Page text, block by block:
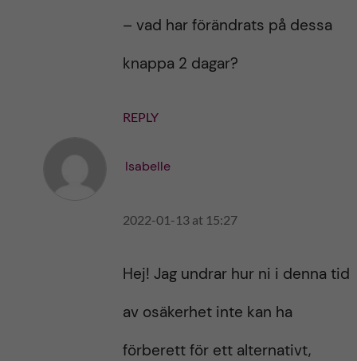
– vad har förändrats på dessa
knappa 2 dagar?
REPLY
Isabelle
2022-01-13 at 15:27
Hej! Jag undrar hur ni i denna tid
av osäkerhet inte kan ha
förberett för ett alternativt,